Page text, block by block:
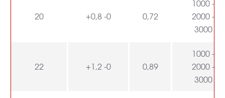
20 +0,8 -0 0,72
1000 -
2000 -
3000
22 +1,2 -0 0,89
1000 -
2000 -
3000